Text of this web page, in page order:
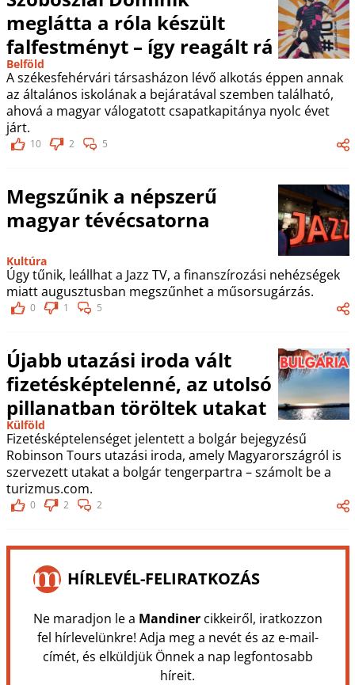
meglátta a róla készült
falfestményt – így reagált rá
Belföld
A székesfehérvári társasházon lévő alkotás éppen annak
az általános iskolának a bejáratával szemben található,
ahová a magyar válogatott csapatkapitánya nyolc évet
járt.
10 2 5
Megszűnik a népszerű
magyar tévécsatorna
Kultúra
Úgy tűnik, leállhat a Jazz TV, a finanszírozási nehézségek
miatt augusztusban megszűnhet a műsorsugárzás.
0 1 5
Újabb utazási iroda vált
fizetésképtelenné, az utolsó
pillanatban töröltek utakat
Külföld
Fizetésképtelenséget jelentett a bolgár bejegyzésű
Robinson Tours utazási iroda, amely Magyarországról is
szervezett utakat a bolgár tengerpartra – számolt be a
turizmus.com.
0 2 2
HÍRLEVÉL-FELIRATKOZÁS
Ne maradjon le a Mandinercikkeiről, iratkozzon
fel hírlevelünkre! Adja meg a nevét és az e-mail-
címét, és elküldjük Önnek a nap legfontosabb
híreit.